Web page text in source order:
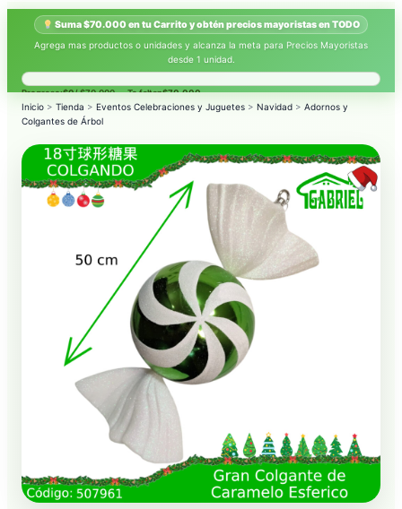
Suma $70.000 en tu Carrito y obtén precios mayoristas en TODO
Agrega mas productos o unidades y alcanza la meta para Precios Mayoristas
desde 1 unidad.
Progreso:$0/ $70.000 — Te faltan$70.000.
Inicio > Tienda > Eventos Celebraciones y Juguetes > Navidad > Adornos y
Colgantes de Árbol